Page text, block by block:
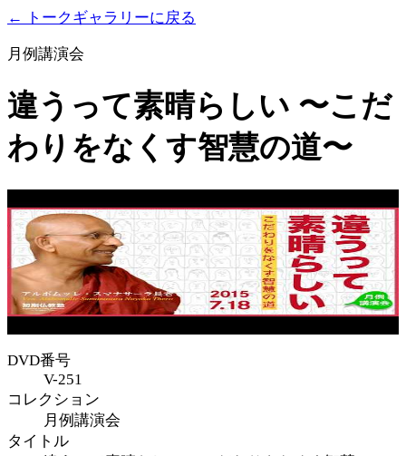
← トークギャラリーに戻る
月例講演会
違うって素晴らしい 〜こだ
わりをなくす智慧の道〜
DVD番号
V-251
コレクション
月例講演会
タイトル